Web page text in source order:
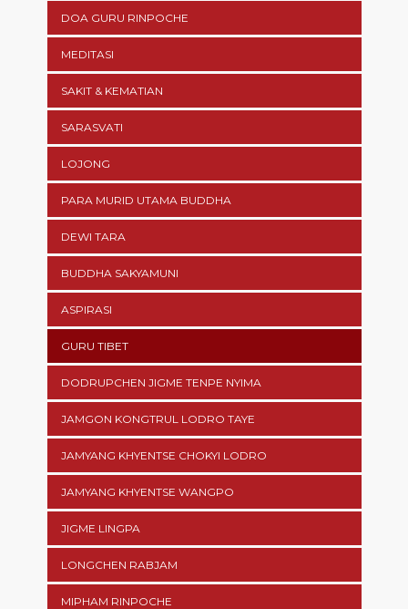
DOA GURU RINPOCHE
MEDITASI
SAKIT & KEMATIAN
SARASVATI
LOJONG
PARA MURID UTAMA BUDDHA
DEWI TARA
BUDDHA SAKYAMUNI
ASPIRASI
GURU TIBET
DODRUPCHEN JIGME TENPE NYIMA
JAMGON KONGTRUL LODRO TAYE
JAMYANG KHYENTSE CHOKYI LODRO
JAMYANG KHYENTSE WANGPO
JIGME LINGPA
LONGCHEN RABJAM
MIPHAM RINPOCHE